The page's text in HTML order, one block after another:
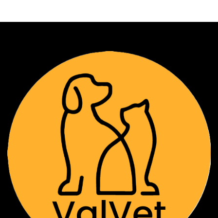
Cadena de Frío: No realizamos envíos a
domicilio ni a regiones. El retiro es
exclusivo en nuestra clínica en
Providencia.
Protocolo de Retiro: Para la entrega de
cajas, es obligatorio portar cooler con
unidades de frío (icepacks). No se
entregará el producto si no se cumplen
estas condiciones de seguridad biológica.